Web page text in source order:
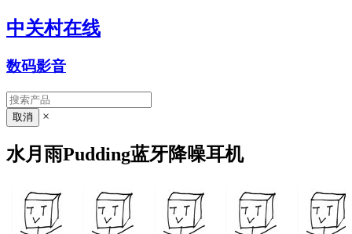
中关村在线
数码影音
×
水月雨Pudding蓝牙降噪耳机